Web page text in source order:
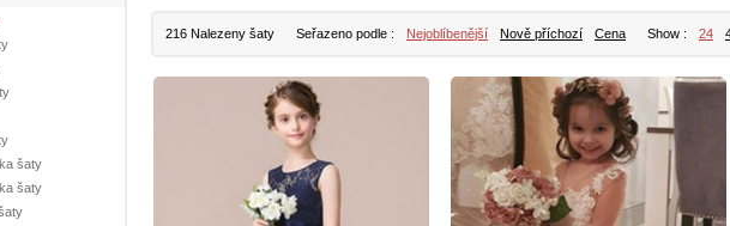
šaty
šaty
216 Nalezeny šaty Seřazeno podle : Nejoblíbenější Nově příchozí Cena Show : 24